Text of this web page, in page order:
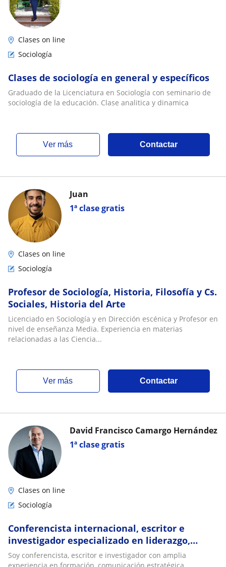
Clases on line
Sociología
Clases de sociología en general y específicos
Graduado de la Licenciatura en Sociología con seminario de
sociología de la educación. Clase analitica y dinamica
ver más Contactar
1ª clase gratis
Juan
Clases on line
Sociología
Profesor de Sociología, Historia, Filosofía y Cs.
Sociales, Historia del Arte
Licenciado en Sociología y en Dirección escénica y Profesor en
nivel de enseñanza Media. Experiencia en materias
relacionadas a las Ciencia...
ver más Contactar
1ª clase gratis
David Francisco Camargo Hernández
Clases on line
Sociología
Conferencista internacional, escritor e
investigador especializado en liderazgo,
comunicación y desarrollo humano
Soy conferencista, escritor e investigador con amplia